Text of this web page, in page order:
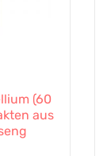
(60
aus